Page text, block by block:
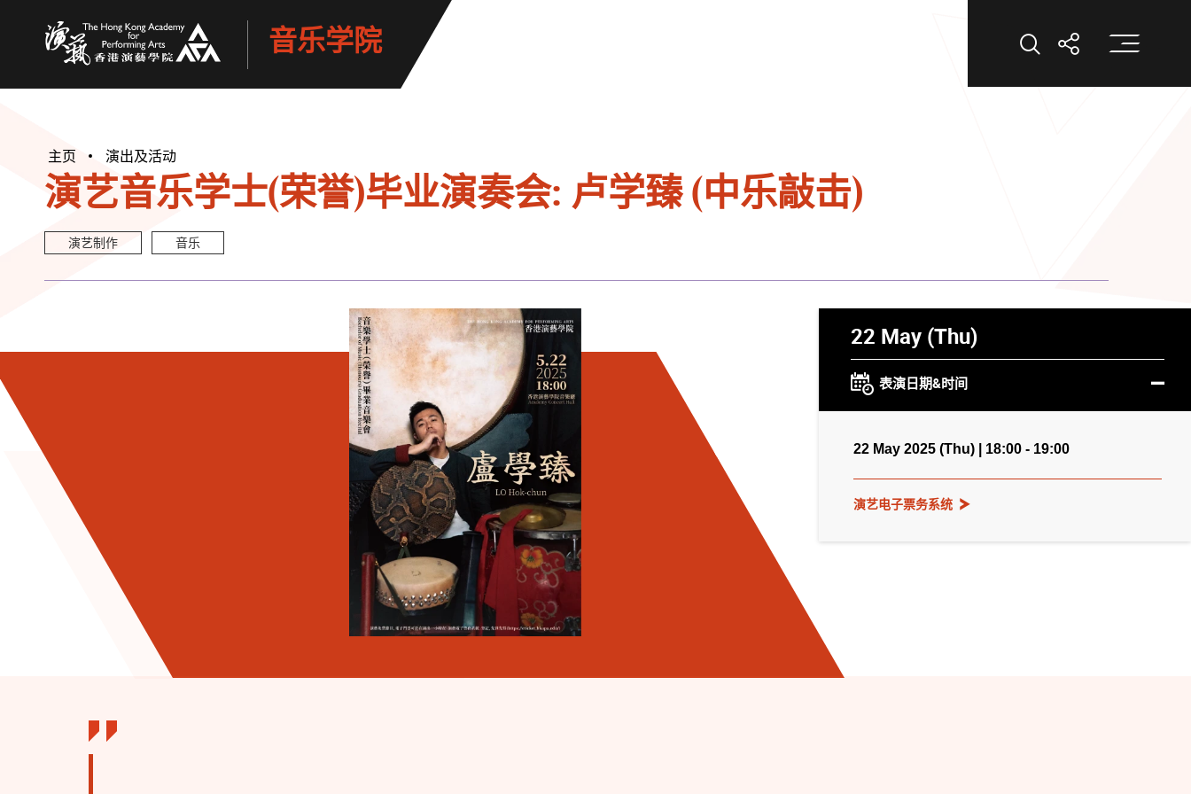
音乐学院 打开搜索打开分享打
主页 演出及活动
演艺音乐学士(荣誉)毕业演奏会: 卢学臻 (中乐敲击)
演艺制作 音乐
22 May (Thu)
表演日期&时间
22 May 2025 (Thu) | 18:00 - 19:00
演艺电子票务系统